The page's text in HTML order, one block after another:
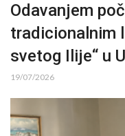
Odavanjem
tradicionalnim
svetog Ilije“ u
19/07/2026